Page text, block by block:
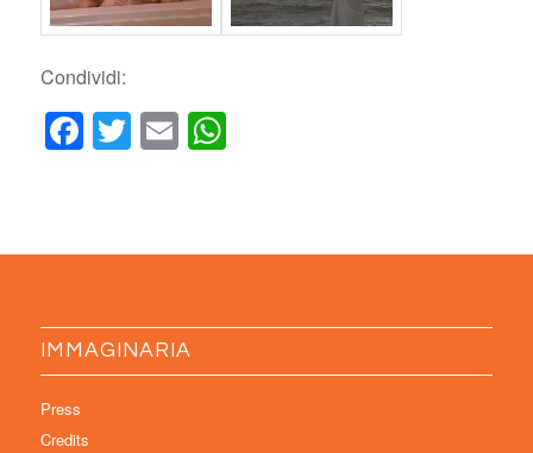
Condividi:
Facebook
Twitter
EmailWhatsApp
IMMAGINARIA
Press
Credits